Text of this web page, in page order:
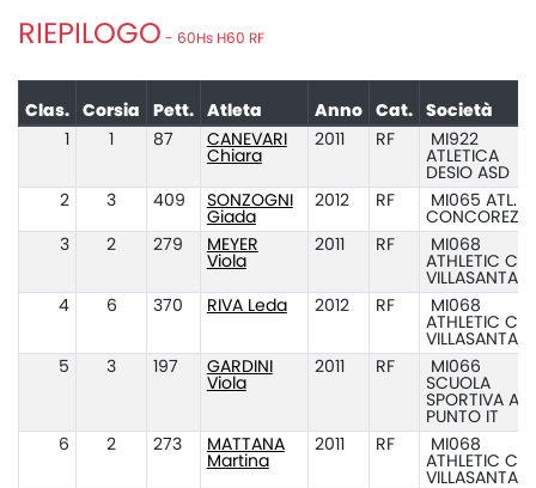
RIEPILOGO - 60Hs H60 RF
Clas. Corsia Pett. Atleta Anno Cat.
Società
87
CANEVARI
Chiara
2011 RF
MI922
ATLETICA
DESIO ASD
2
3 409
SONZOGNI
Giada
2012 RF
MI065 ATL.
3
2 279
MEYER
Viola
2011 RF
MI068
ATHLETIC
VILLASANTA
4
6 370 RIVA Leda 2012 RF
MI068
ATHLETIC
VILLASANTA
5
3 197
GARDINI
Viola
2011 RF
MI066
SCUOLA
SPORTIVA
PUNTO IT
6
2 273
MATTANA
Martina
2011 RF
MI068
ATHLETIC
VILLASANTA